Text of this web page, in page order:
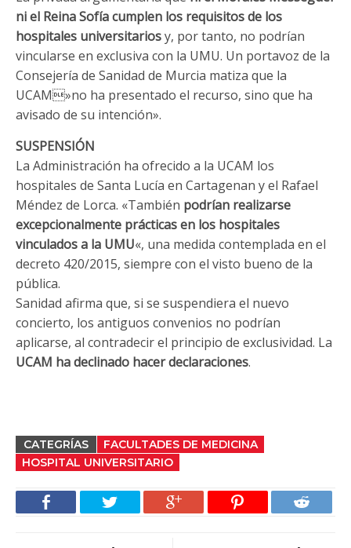
ni el Reina Sofía cumplen los requisitos de los
hospitales universitariosy, por tanto, no podrían
vincularse en exclusiva con la UMU. Un portavoz de la
Consejería de Sanidad de Murcia matiza que la
UCAM»no ha presentado el recurso, sino que ha
avisado de su intención».
SUSPENSIÓN
La Administración ha ofrecido a la UCAM los
hospitales de Santa Lucía en Cartagenan y el Rafael
Méndez de Lorca. «También podrían realizarse
excepcionalmente prácticas en los hospitales
vinculados a la UMU«, una medida contemplada en el
decreto 420/2015, siempre con el visto bueno de la
pública.
Sanidad afirma que, si se suspendiera el nuevo
concierto, los antiguos convenios no podrían
aplicarse, al contradecir el principio de exclusividad. La
UCAM ha declinado hacer declaraciones.
CATEGRÍAS
FACULTADES DE MEDICINA
HOSPITAL UNIVERSITARIO